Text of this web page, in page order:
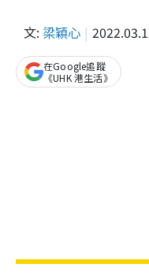
文: 梁穎心
在Google追蹤
《UHK 港生活》